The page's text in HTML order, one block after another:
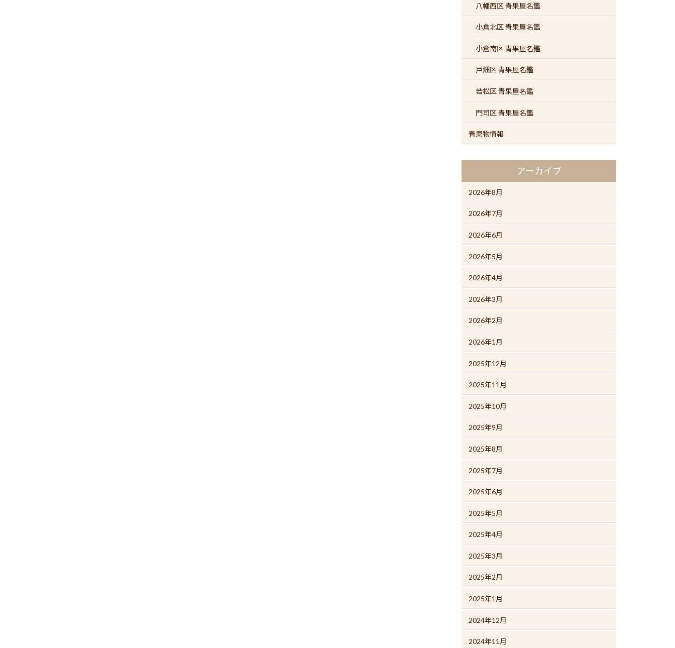
八幡西区 青果屋名鑑
小倉北区 青果屋名鑑
小倉南区 青果屋名鑑
戸畑区 青果屋名鑑
若松区 青果屋名鑑
門司区 青果屋名鑑
青果物情報
アーカイブ
2026年8月
2026年7月
2026年6月
2026年5月
2026年4月
2026年3月
2026年2月
2026年1月
2025年12月
2025年11月
2025年10月
2025年9月
2025年8月
2025年7月
2025年6月
2025年5月
2025年4月
2025年3月
2025年2月
2025年1月
2024年12月
2024年11月